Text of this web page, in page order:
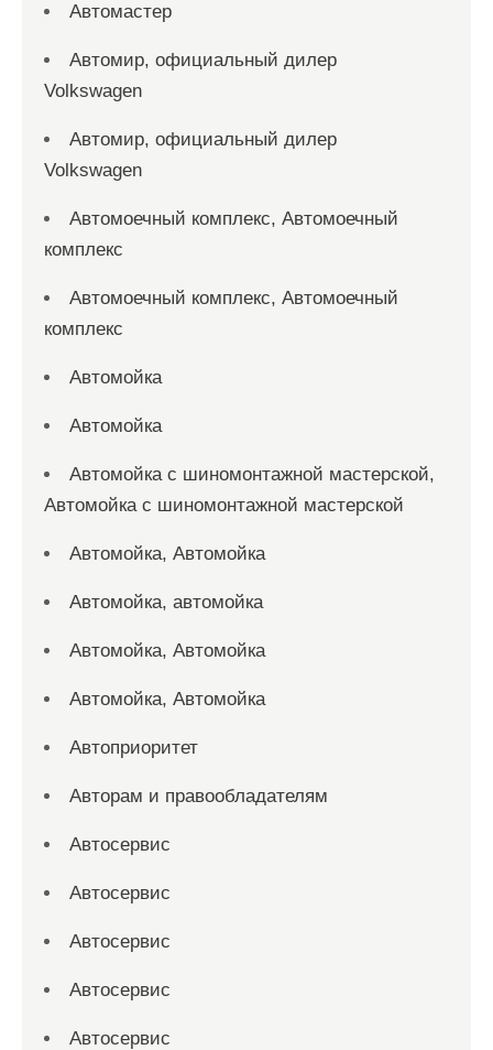
Автомастер
Автомир, официальный дилер
Volkswagen
Автомир, официальный дилер
Volkswagen
Автомоечный комплекс, Автомоечный
комплекс
Автомоечный комплекс, Автомоечный
комплекс
Автомойка
Автомойка
Автомойка с шиномонтажной мастерской,
Автомойка с шиномонтажной мастерской
Автомойка, Автомойка
Автомойка, автомойка
Автомойка, Автомойка
Автомойка, Автомойка
Автоприоритет
Авторам и правообладателям
Автосервис
Автосервис
Автосервис
Автосервис
Автосервис